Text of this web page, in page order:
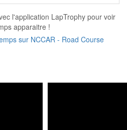
l'application LapTrophy pour voir
apparaitre !
sur NCCAR - Road Course